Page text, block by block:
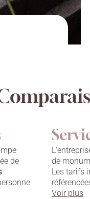
de
de
Les tarifs
Voir plus